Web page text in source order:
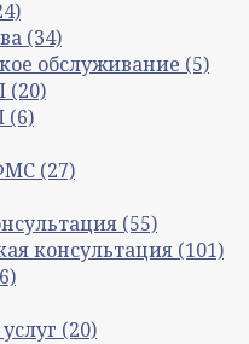
(34)
обслуживание (5)
(20)
(6)
(27)
(55)
консультация (101)
(20)